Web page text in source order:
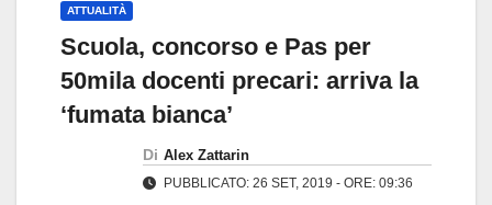
ATTUALITÀ
Scuola, concorso e Pas per
50mila docenti precari: arriva la
‘fumata bianca’
Di Alex Zattarin
PUBBLICATO: 26 SET, 2019 - ORE: 09:36